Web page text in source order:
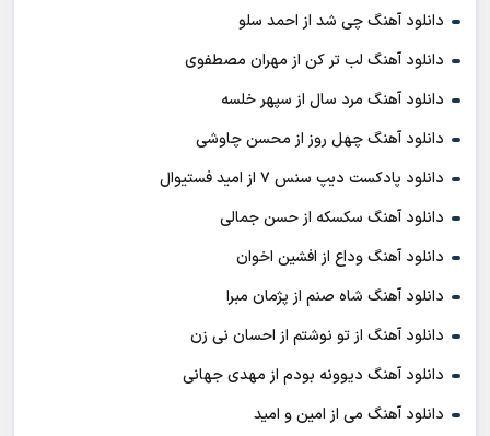
دانلود آهنگ چی شد از احمد سلو
دانلود آهنگ لب تر کن از مهران مصطفوی
دانلود آهنگ مرد سال از سپهر خلسه
دانلود آهنگ چهل روز از محسن چاوشی
دانلود پادکست ديپ سنس ۷ از اميد فستيوال
دانلود آهنگ سکسکه از حسن جمالی
دانلود آهنگ وداع از افشين اخوان
دانلود آهنگ شاه صنم از پژمان مبرا
دانلود آهنگ از تو نوشتم از احسان نی زن
دانلود آهنگ دیوونه بودم از مهدی جهانی
دانلود آهنگ می از امین و امید